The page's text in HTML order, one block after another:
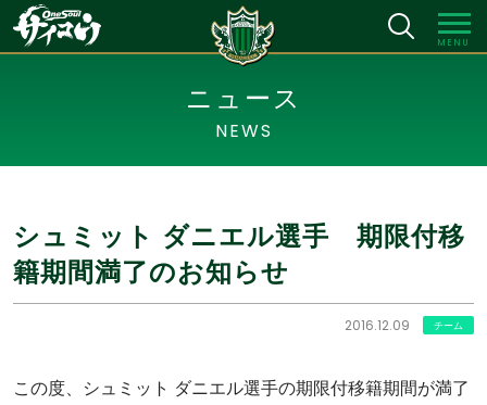
MENU
ニュース
NEWS
シュミット ダニエル選手 期限付移
籍期間満了のお知らせ
2016.12.09 チーム
この度、シュミット ダニエル選手の期限付移籍期間が満了